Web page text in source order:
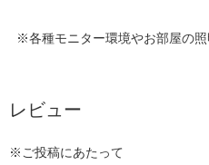
※各種モニター環境やお部屋の
レビュー
※ご投稿にあたって